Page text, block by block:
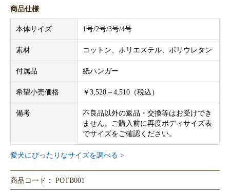
商品仕様
本体サイズ 1号/2号/3号/4号
素材 コットン、ポリエステル、ポリウレタン
付属品 紙ハンガー
希望小売価格 ￥3,520～4,510（税込）
備考
不良品以外の返品・交換等はお受けでき
ません。ご購入前に再度ボディサイズ表
でサイズをご確認ください。
愛犬にぴったりなサイズを調べる >
商品コード： POTB001